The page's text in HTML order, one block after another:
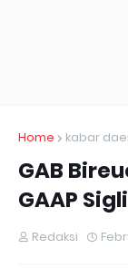
Home kabar
GAB
GAAP Sigli
Redaksi